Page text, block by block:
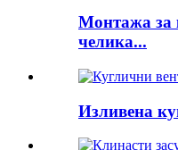
Монтажа за
челика...
Изливена